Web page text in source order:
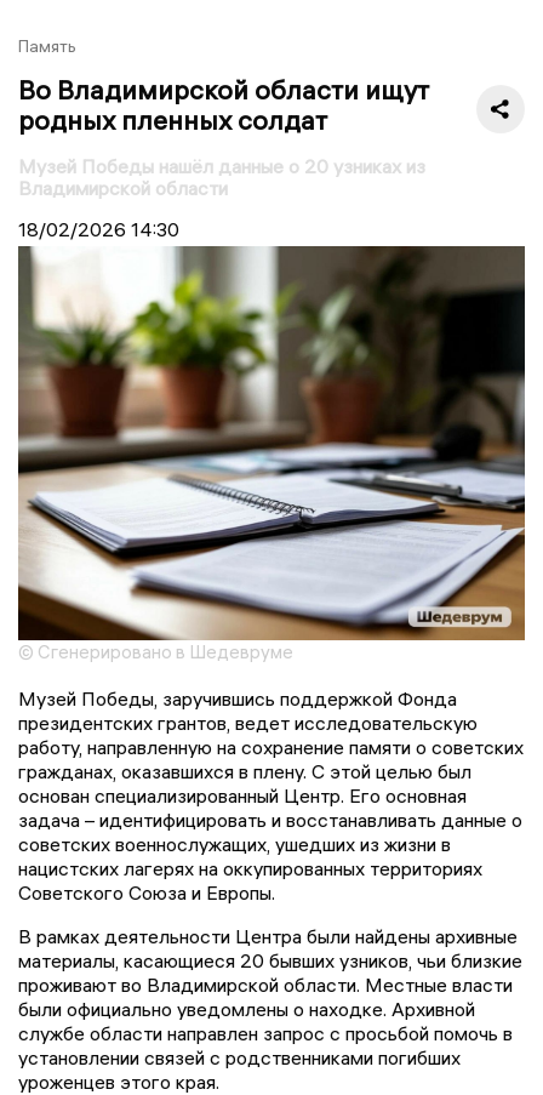
Память
Во Владимирской области ищут
родных пленных солдат
Музей Победы нашёл данные о 20 узниках из
Владимирской области
18/02/2026 14:30
© Сгенерировано в Шедевруме
Музей Победы, заручившись поддержкой Фонда
президентских грантов, ведет исследовательскую
работу, направленную на сохранение памяти о советских
гражданах, оказавшихся в плену. С этой целью был
основан специализированный Центр. Его основная
задача – идентифицировать и восстанавливать данные о
советских военнослужащих, ушедших из жизни в
нацистских лагерях на оккупированных территориях
Советского Союза и Европы.
В рамках деятельности Центра были найдены архивные
материалы, касающиеся 20 бывших узников, чьи близкие
проживают во Владимирской области. Местные власти
были официально уведомлены о находке. Архивной
службе области направлен запрос с просьбой помочь в
установлении связей с родственниками погибших
уроженцев этого края.